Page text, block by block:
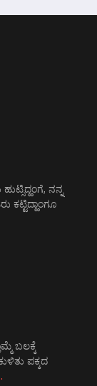
ನನ್ನ
ಕಟ್ಟಿದ್ಹಾಂಗೂ
ಬಲಕ್ಕೆ
ಪಕ್ಕದ